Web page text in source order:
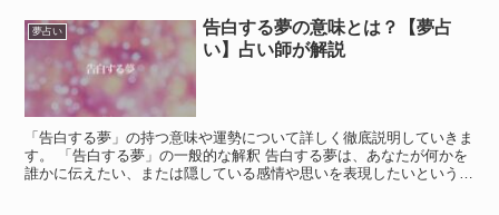
夢占い
告白する夢の意味とは？【夢占
い】占い師が解説
「告白する夢」の持つ意味や運勢について詳しく徹底説明していきま
す。 「告白する夢」の一般的な解釈 告白する夢は、あなたが何かを
誰かに伝えたい、または隠している感情や思いを表現したいという強